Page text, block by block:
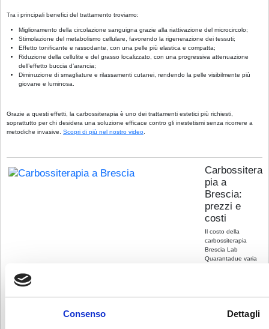
Consenso Dettagli
Tra i principali benefici del trattamento troviamo:
Miglioramento della circolazione sanguigna grazie alla riattivazione del microcircolo;
Stimolazione del metabolismo cellulare, favorendo la rigenerazione dei tessuti;
Effetto tonificante e rassodante, con una pelle più elastica e compatta;
Riduzione della cellulite e del grasso localizzato, con una progressiva attenuazione
dell’effetto buccia d’arancia;
Diminuzione di smagliature e rilassamenti cutanei, rendendo la pelle visibilmente più
giovane e luminosa.
Grazie a questi effetti, la carbossiterapia è uno dei trattamenti estetici più richiesti,
soprattutto per chi desidera una soluzione efficace contro gli inestetismi senza ricorrere a
metodiche invasive. Scopri di più nel nostro video
Carbossitera
pia a
Brescia:
prezzi e
costi
Il costo della
carbossiterapia
Brescia Lab
Quarantadue varia
di una seduta per il